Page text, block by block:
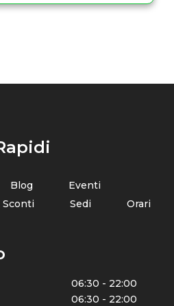
Blog
Eventi
Sconti
Sedi Orari
06:30 - 22:00
06:30 - 22:00